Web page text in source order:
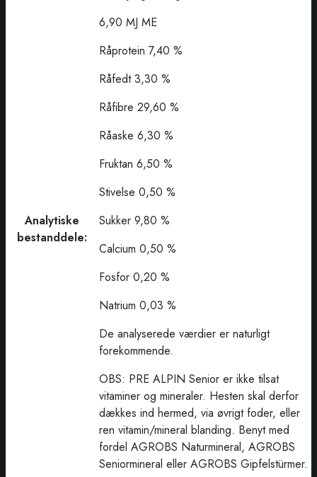
Analytiske
bestanddele:
6,90 MJ ME
Råprotein 7,40 %
Råfedt 3,30 %
Råfibre 29,60 %
Råaske 6,30 %
Fruktan 6,50 %
Stivelse 0,50 %
Sukker 9,80 %
Calcium 0,50 %
Fosfor 0,20 %
Natrium 0,03 %
De analyserede værdier er naturligt
forekommende.
OBS: PRE ALPIN Senior er ikke tilsat
vitaminer og mineraler. Hesten skal derfor
dækkes ind hermed, via øvrigt foder, eller
ren vitamin/mineral blanding. Benyt med
fordel AGROBS Naturmineral, AGROBS
Seniormineral eller AGROBS Gipfelstürmer.